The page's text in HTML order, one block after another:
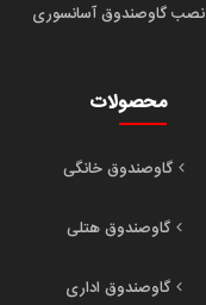
نصب گاوصندوق آسانسوری
محصولات
گاوصندوق خانگی
گاوصندوق هتلی
گاوصندوق اداری